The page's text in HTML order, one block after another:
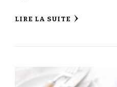
LIRE LA SUITE